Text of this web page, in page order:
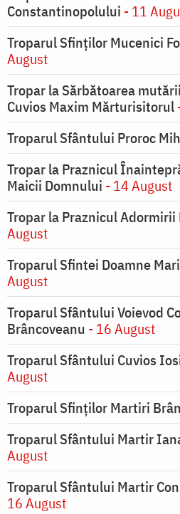
Constantinopolului - 11
Troparul Sfinţilor Mucenici
August
Tropar la Sărbătoarea
Cuvios Maxim Mărturisitorul
Troparul Sfântului Proroc
Tropar la Praznicul
Maicii Domnului - 14 August
Tropar la Praznicul
August
Troparul Sfintei Doamne
August
Troparul Sfântului Voievod
Brâncoveanu - 16 August
Troparul Sfântului Cuvios
August
Troparul Sfinților Martiri
Troparul Sfântului Martir
August
Troparul Sfântului Martir
16 August